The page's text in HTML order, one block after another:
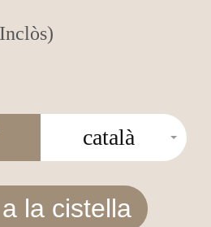
català
la cistella